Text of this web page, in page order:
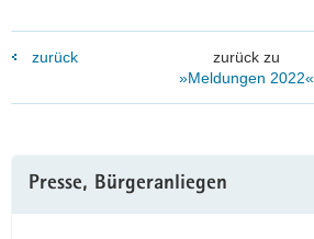
zurück
zurück zu
»Meldungen 2022«
Information
Presse, Bürgeranliegen